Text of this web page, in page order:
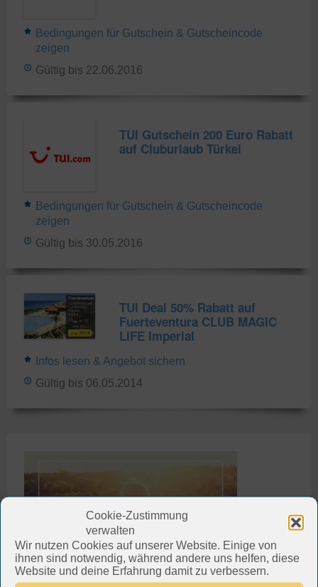
Cookie-Zustimmung
verwalten
Wir nutzen Cookies auf unserer Website. Einige von
ihnen sind notwendig, während andere uns helfen, diese
Website und deine Erfahrung damit zu verbessern.
Bedingungen für Gutschein & Gutscheincode
zeigen
Gültig bis 22.06.2016
TUI Gutschein 200 Euro Rabatt
auf Cluburlaub Türkei
Bedingungen für Gutschein & Gutscheincode
zeigen
Gültig bis 30.05.2016
TUI Deal 50% Rabatt auf
Fuerteventura CLUB MAGIC
LIFE Imperial
Infos lesen & Angebot sichern
Gültig bis 06.05.2014